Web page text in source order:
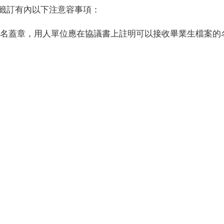
有內以下注意容事項：
蓋章，用人單位應在協議書上註明可以接收畢業生檔案的